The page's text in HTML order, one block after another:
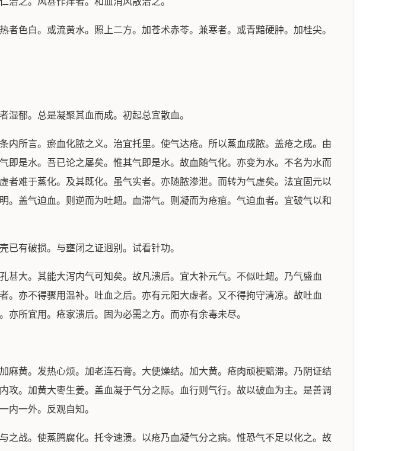
色白。或流黄水。照上二方。加苍术赤苓。兼寒者。或青黯硬肿。加桂尖。
郁。总是凝聚其血而成。初起总宜散血。
所言。瘀血化脓之义。治宜托里。使气达疮。所以蒸血成脓。盖疮之成。由
是水。吾已论之屡矣。惟其气即是水。故血随气化。亦变为水。不名为水而
难于蒸化。及其既化。虽气实者。亦随脓渗泄。而转为气虚矣。法宜固元以
盖气迫血。则逆而为吐衄。血滞气。则凝而为疮疽。气迫血者。宜破气以和
有破损。与壅闭之证迥别。试看针功。
大。其能大泻内气可知矣。故凡溃后。宜大补元气。不似吐衄。乃气盛血
亦不得骤用温补。吐血之后。亦有元阳大虚者。又不得拘守清凉。故吐血
所宜用。疮家溃后。固为必需之方。而亦有余毒未尽。
黄。发热心烦。加老连石膏。大便燥结。加大黄。疮肉顽梗黯滞。乃阴证结
。加黄大枣生姜。盖血凝于气分之际。血行则气行。故以破血为主。是善调
内一外。反观自知。
战。使蒸腾腐化。托令速溃。以疮乃血凝气分之病。惟恐气不足以化之。故